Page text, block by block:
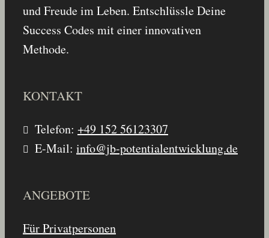
und Freude im Leben. Entschlüssle Deine
Success Codes mit einer innovativen
Methode.
KONTAKT
Telefon: +49 152 56123307
E-Mail: info@jb-potentialentwicklung.de
ANGEBOTE
Für Privatpersonen